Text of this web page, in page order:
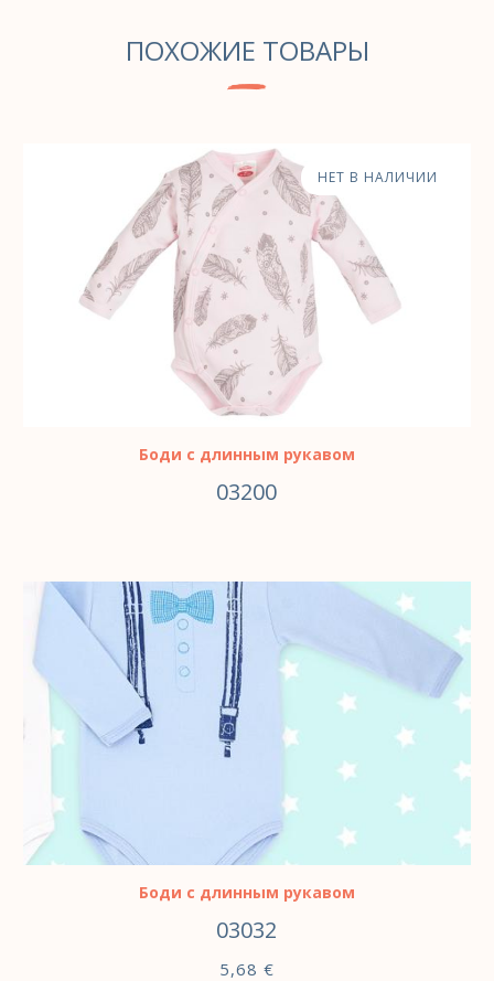
ПОХОЖИЕ ТОВАРЫ
НЕТ В НАЛИЧИИ
Боди с длинным рукавом
03200
ВЫБЕРИТЕ ПАРАМЕТРЫ
Боди с длинным рукавом
03032
5,68 €